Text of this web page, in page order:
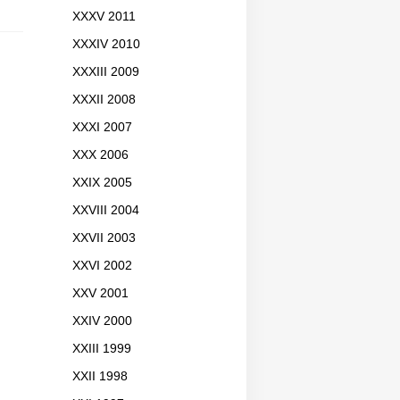
XXXV 2011
XXXIV 2010
XXXIII 2009
XXXII 2008
XXXI 2007
XXX 2006
XXIX 2005
XXVIII 2004
XXVII 2003
XXVI 2002
XXV 2001
XXIV 2000
XXIII 1999
XXII 1998